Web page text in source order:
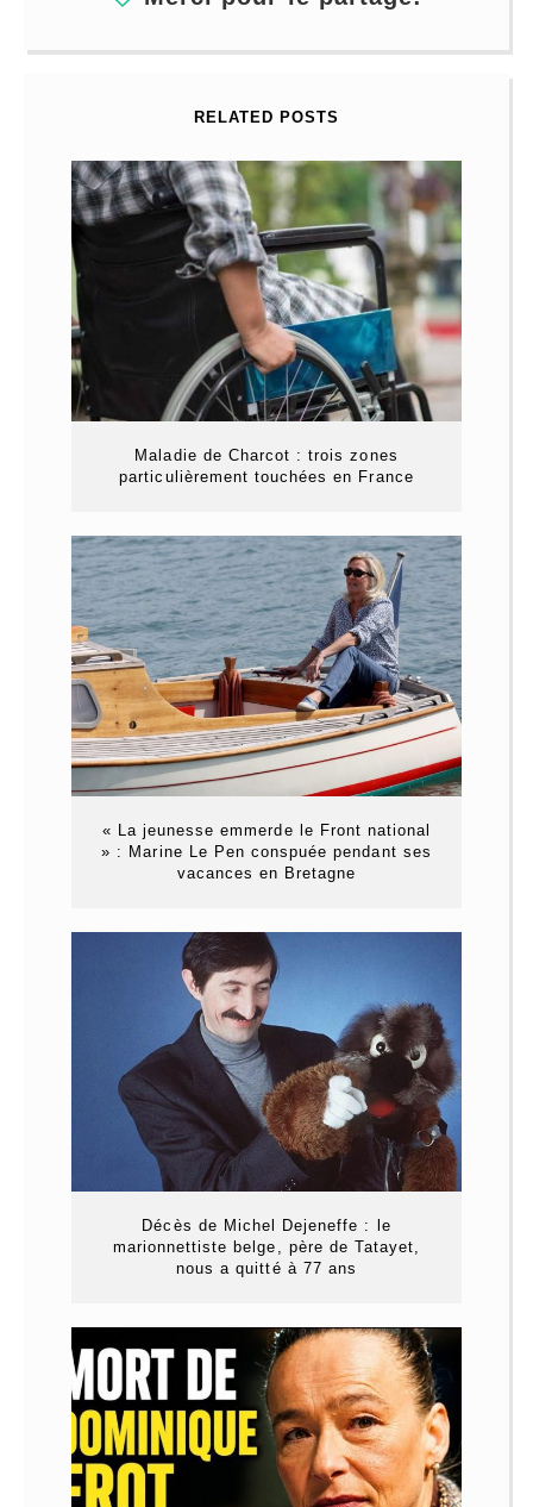
RELATED POSTS
Maladie de Charcot : trois zones
particulièrement touchées en France
« La jeunesse emmerde le Front national
» : Marine Le Pen conspuée pendant ses
vacances en Bretagne
Décès de Michel Dejeneffe : le
marionnettiste belge, père de Tatayet,
nous a quitté à 77 ans